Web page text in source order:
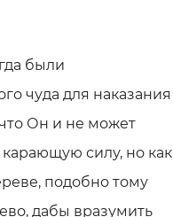
были
чуда для наказания
Он и не может
карающую силу, но как
подобно тому
дабы вразумить